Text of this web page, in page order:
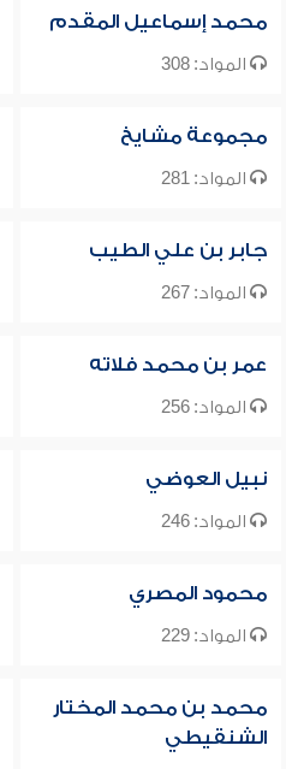
محمد إسماعيل المقدم
المواد: 308
مجموعة مشايخ
المواد: 281
جابر بن علي الطيب
المواد: 267
عمر بن محمد فلاته
المواد: 256
نبيل العوضي
المواد: 246
محمود المصري
المواد: 229
محمد بن محمد المختار
الشنقيطي